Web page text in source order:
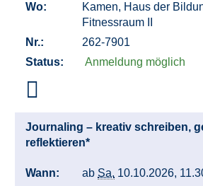
Wo:
Kamen, Haus der
Fitnessraum II
Nr.:
262-7901
Status:
Anmeldung möglich
Journaling – kreativ schreiben,
reflektieren*
Wann: ab Sa. 10.10.2026,